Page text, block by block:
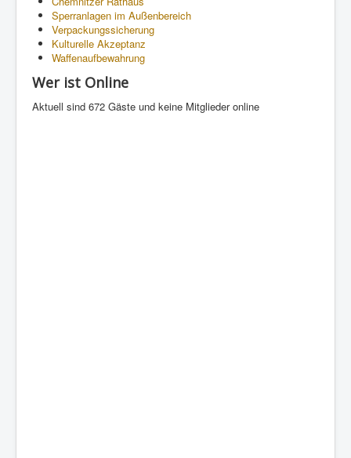
Sperranlagen im Außenbereich
Verpackungssicherung
Kulturelle Akzeptanz
Waffenaufbewahrung
Wer ist Online
Aktuell sind 672 Gäste und keine Mitglieder online